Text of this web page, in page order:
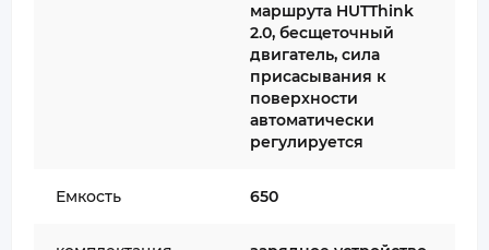
маршрута HUTThink
2.0, бесщеточный
двигатель, сила
присасывания к
поверхности
автоматически
регулируется
Емкость 650